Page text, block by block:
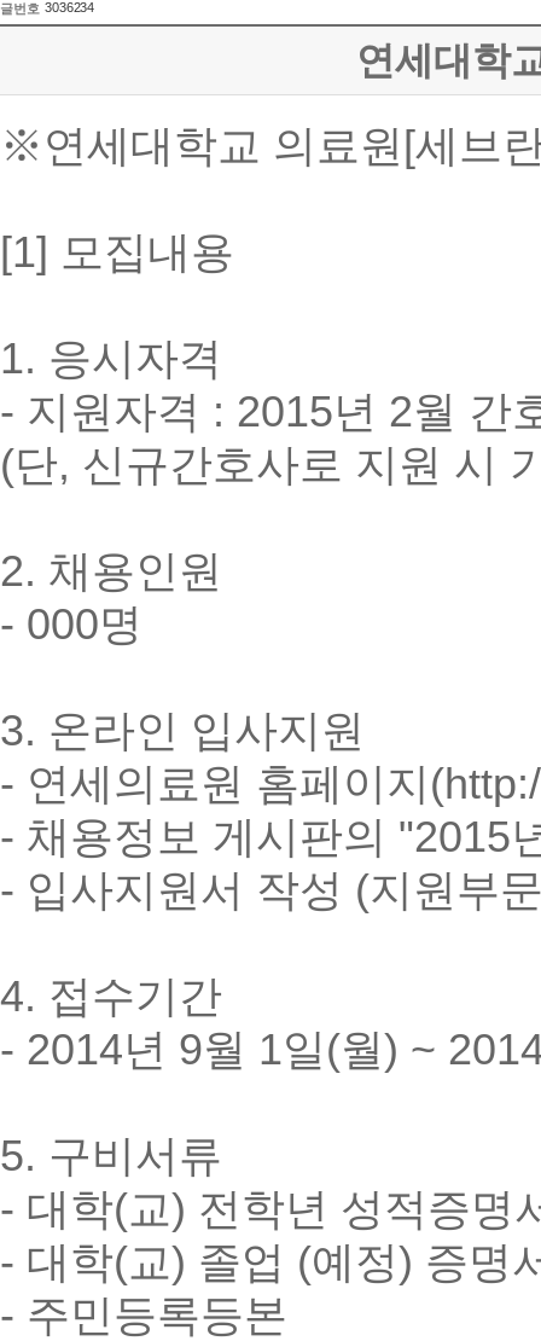
글번호 3036234
연세대학
※연세대학교 의료원[세브
[1] 모집내용
1. 응시자격
- 지원자격 : 2015년 2월 간
(단, 신규간호사로 지원 시
2. 채용인원
- 000명
3. 온라인 입사지원
- 연세의료원 홈페이지
- 채용정보 게시판의 "2015
- 입사지원서 작성 (지원부
4. 접수기간
- 2014년 9월 1일(월) ~
5. 구비서류
- 대학(교) 전학년 성적증명
- 대학(교) 졸업 (예정) 증명
- 주민등록등본